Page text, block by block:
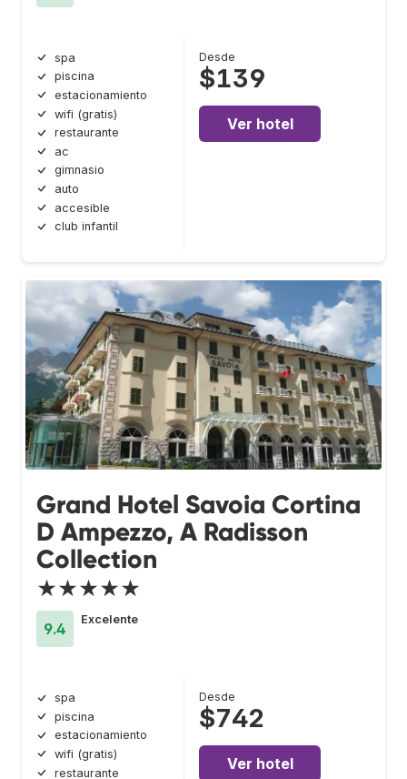
spa
piscina
estacionamiento
wifi (gratis)
restaurante
ac
gimnasio
auto
accesible
club infantil
Desde
$139
Ver hotel
Grand Hotel Savoia Cortina
D Ampezzo, A Radisson
Collection
★★★★★
9.4
Excelente
spa
piscina
estacionamiento
wifi (gratis)
restaurante
Desde
$742
Ver hotel